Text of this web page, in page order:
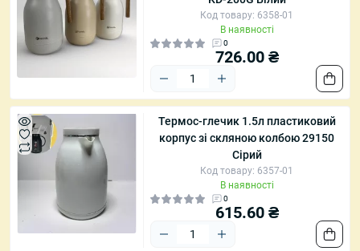
Код товару: 6358-01
В наявності
0
726.00 ₴
Термос-глечик 1.5л пластиковий
корпус зі скляною колбою 29150
Сірий
Код товару: 6357-01
В наявності
0
615.60 ₴